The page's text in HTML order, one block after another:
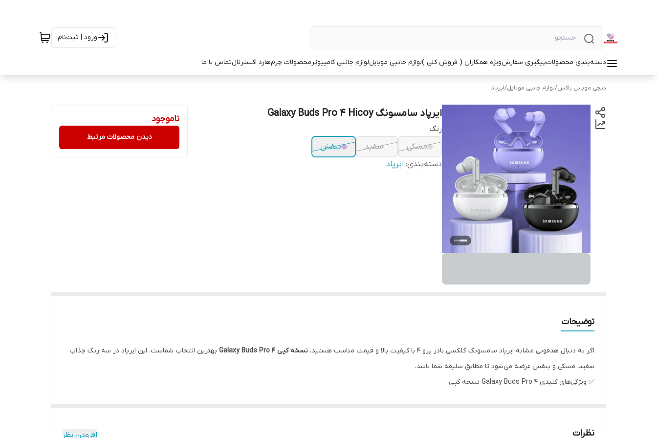
ورود | ثبت‌نام
دسته‌بندی محصولاتپیگیری سفارشویژه همکاران ( فروش کلی )لوازم جانبی موبایللوازم جانبی کامپیوترمحصولات چرمهارد اکسترنالتماس با ما
دیجی موبایل باکس/لوازم جانبی موبایل/ایرپاد
ایرپاد سامسونگ Galaxy Buds Pro 4 Hicoy
رنگ
مشکی
سفید
بنفش
دسته‌بندی: ایرپاد
ناموجود
دیدن محصولات مرتبط
توضیحات
اگر به دنبال هدفونی مشابه ایرپاد سامسونگ گلکسی بادز پرو 4 با کیفیت بالا و قیمت مناسب هستید، نسخه کپی Galaxy Buds Pro 4
بهترین انتخاب شماست. این ایرپاد در سه رنگ جذاب
سفید، مشکی و بنفش عرضه می‌شود تا مطابق سلیقه شما باشد.
✅ ویژگی‌های کلیدی Galaxy Buds Pro 4 نسخه کپی:
مجهز به فناوری حذف نویز فعال (ANC) برای تجربه شنیداری بهترنظرات افزودن نظر